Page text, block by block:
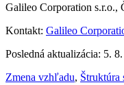
Galileo Corporation s.r.o.,
Kontakt: Galileo
Posledná aktualizácia: 5.
Zmena vzhľadu, Štruktúra